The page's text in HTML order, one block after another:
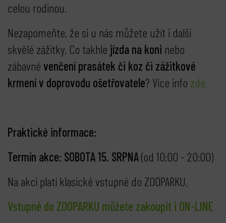
celou rodinou.
Nezapomeňte, že si u nás můžete užít i další
skvělé zážitky. Co takhle jízda na koni nebo
zábavné venčení prasátek či koz či zážitkové
krmení v doprovodu ošetřovatele? Více info zde.
Praktické informace:
Termín akce: SOBOTA 15. SRPNA(od 10:00 - 20:00)
Na akci platí klasické vstupné do ZOOPARKU.
Vstupné do ZOOPARKU můžete zakoupit i ON-LINE